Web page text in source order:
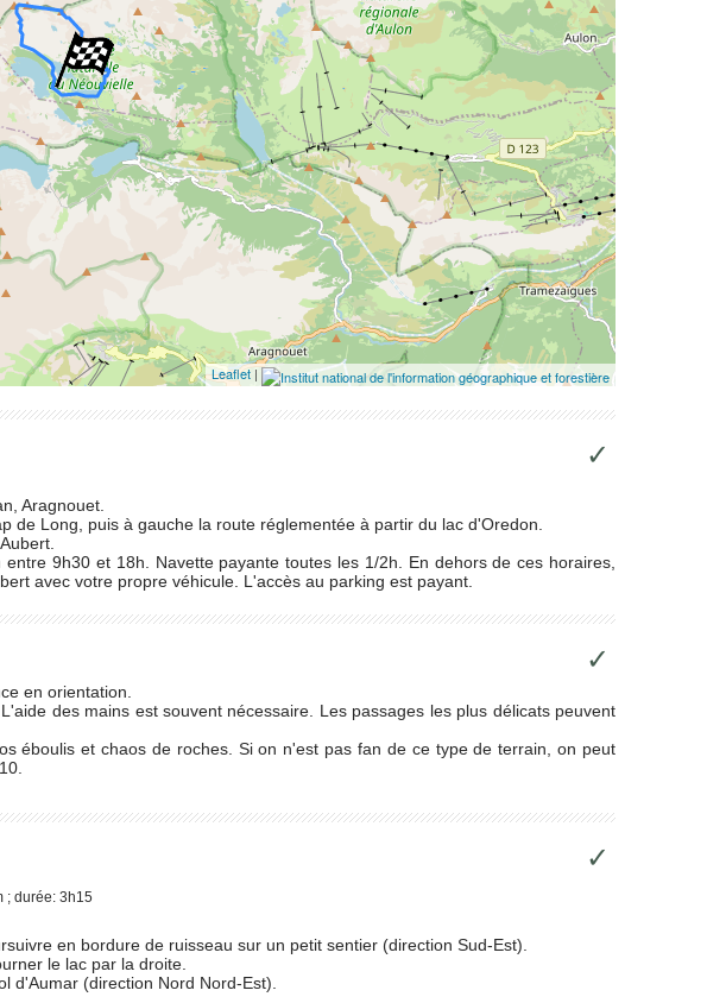
Leaflet |
✓
Aragnouet.
de Long, puis à gauche la route réglementée à partir du lac d'Oredon.
9h30 et 18h. Navette payante toutes les 1/2h. En dehors de ces horaires,
avec votre propre véhicule. L'accès au parking est payant.
✓
en orientation.
des mains est souvent nécessaire. Les passages les plus délicats peuvent
éboulis et chaos de roches. Si on n'est pas fan de ce type de terrain, on peut
✓
; durée: 3h15
en bordure de ruisseau sur un petit sentier (direction Sud-Est).
le lac par la droite.
d'Aumar (direction Nord Nord-Est).